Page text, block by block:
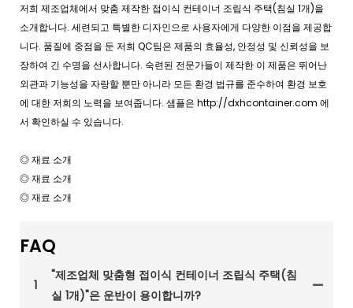
저희 제조업체에서 맞춤 제작한 접이식 컨테이너 조립식 주택(침실 1개)을
소개합니다. 세련되고 특별한 디자인으로 사용자에게 다양한 이점을 제공합
니다. 품질에 중점을 둔 저희 QC팀은 제품의 효율성, 안정성 및 신뢰성을 보
장하여 긴 수명을 선사합니다. 숙련된 전문가들이 제작한 이 제품은 뛰어난
외관과 기능성을 자랑할 뿐만 아니라 모든 환경 법규를 준수하여 환경 보호
에 대한 저희의 노력을 보여줍니다. 샘플은 http://dxhcontainer.com 에
서 확인하실 수 있습니다.
◎ 재료 소개
◎ 재료 소개
◎ 재료 소개
FAQ
1
"제조업체 맞춤형 접이식 컨테이너 조립식 주택(침
실 1개)"은 운반이 용이합니까?